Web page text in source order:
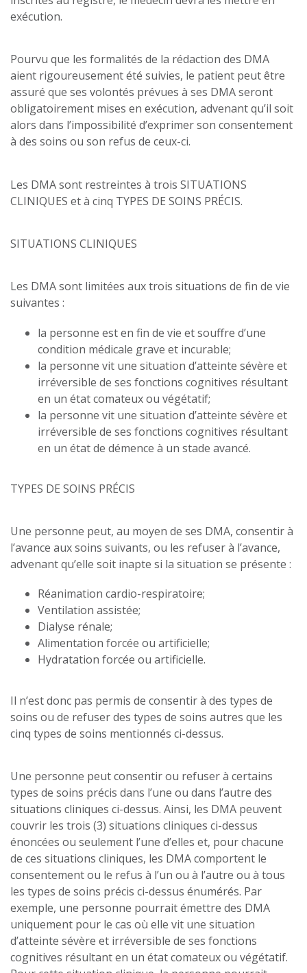
exécution.
Pourvu que les formalités de la rédaction des DMA
aient rigoureusement été suivies, le patient peut être
assuré que ses volontés prévues à ses DMA seront
obligatoirement mises en exécution, advenant qu’il soit
alors dans l’impossibilité d’exprimer son consentement
à des soins ou son refus de ceux-ci.
Les DMA sont restreintes à trois SITUATIONS
CLINIQUES et à cinq TYPES DE SOINS PRÉCIS.
SITUATIONS CLINIQUES
Les DMA sont limitées aux trois situations de fin de vie
suivantes :
la personne est en fin de vie et souffre d’une
condition médicale grave et incurable;
la personne vit une situation d’atteinte sévère et
irréversible de ses fonctions cognitives résultant
en un état comateux ou végétatif;
la personne vit une situation d’atteinte sévère et
irréversible de ses fonctions cognitives résultant
en un état de démence à un stade avancé.
TYPES DE SOINS PRÉCIS
Une personne peut, au moyen de ses DMA, consentir à
l’avance aux soins suivants, ou les refuser à l’avance,
advenant qu’elle soit inapte si la situation se présente :
Réanimation cardio-respiratoire;
Ventilation assistée;
Dialyse rénale;
Alimentation forcée ou artificielle;
Hydratation forcée ou artificielle.
Il n’est donc pas permis de consentir à des types de
soins ou de refuser des types de soins autres que les
cinq types de soins mentionnés ci-dessus.
Une personne peut consentir ou refuser à certains
types de soins précis dans l’une ou dans l’autre des
situations cliniques ci-dessus. Ainsi, les DMA peuvent
couvrir les trois (3) situations cliniques ci-dessus
énoncées ou seulement l’une d’elles et, pour chacune
de ces situations cliniques, les DMA comportent le
consentement ou le refus à l’un ou à l’autre ou à tous
les types de soins précis ci-dessus énumérés. Par
exemple, une personne pourrait émettre des DMA
uniquement pour le cas où elle vit une situation
d’atteinte sévère et irréversible de ses fonctions
cognitives résultant en un état comateux ou végétatif.